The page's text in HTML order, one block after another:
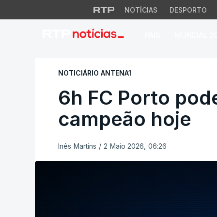
NOTÍCIAS DESPORTO
6h FC Porto pode
NOTICIÁRIO ANTENA1
6h FC Porto
campeão hoje
Inês Martins / 2 Maio 2026, 06:26